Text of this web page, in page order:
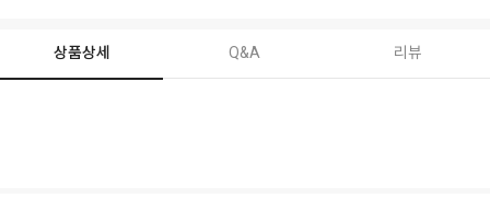
상품상세 Q&A 리뷰